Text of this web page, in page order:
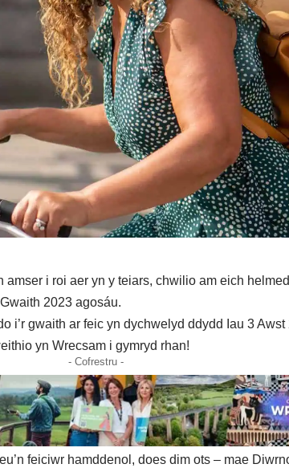
amser i roi aer yn y teiars, chwilio am eich
2023 agosáu.
i’r gwaith ar feic yn dychwelyd ddydd Iau 3
yn Wrecsam i gymryd rhan!
- Cofrestru -
feiciwr hamddenol, does dim ots – mae